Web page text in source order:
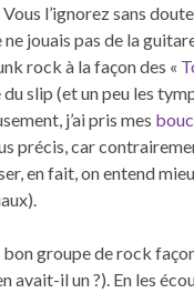
l’ignorez sans
jouais pas de la
rock à la façon des «
slip (et un peu les
j’ai pris mes
précis, car
en fait, on entend
groupe de rock
avait-il un ?). En les